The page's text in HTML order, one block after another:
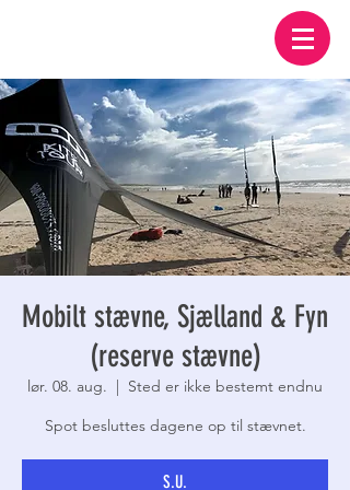
Mobilt stævne, Sjælland & Fyn
(reserve stævne)
lør. 08. aug.
  |
Sted er ikke bestemt endnu
Spot besluttes dagene op til stævnet.
S.U.